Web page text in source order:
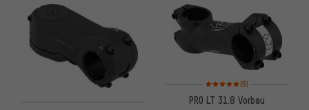
Bewertungen: 5 von 5
(5)
PRO LT 31.8 Vorbau